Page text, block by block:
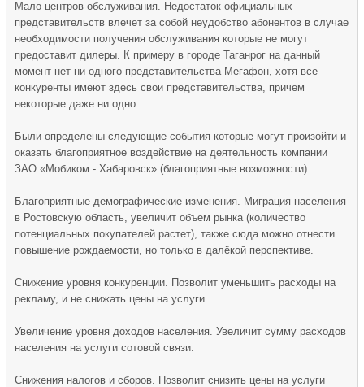
Мало центров обслуживания. Недостаток официальных
представительств влечет за собой неудобство абонентов в случае
необходимости получения обслуживания которые не могут
предоставит дилеры. К примеру в городе Таганрог на данный
момент нет ни одного представительства Мегафон, хотя все
конкуренты имеют здесь свои представительства, причем
некоторые даже ни одно.
Были определены следующие события которые могут произойти и
оказать благоприятное воздействие на деятельность компании
ЗАО «Мобиком - Хабаровск» (благоприятные возможности).
Благоприятные демографические изменения. Миграция населения
в Ростовскую область, увеличит объем рынка (количество
потенциальных покупателей растет), также сюда можно отнести
повышение рождаемости, но только в далёкой перспективе.
Снижение уровня конкуренции. Позволит уменьшить расходы на
рекламу, и не снижать цены на услуги.
Увеличение уровня доходов населения. Увеличит сумму расходов
населения на услуги сотовой связи.
Снижения налогов и сборов. Позволит снизить цены на услуги